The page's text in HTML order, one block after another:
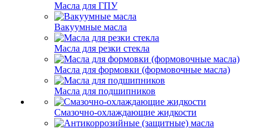
Масла для ГПУ
Вакуумные масла
Масла для резки стекла
Масла для формовки (формовочные масла)
Масла для подшипников
Смазочно-охлаждающие жидкости